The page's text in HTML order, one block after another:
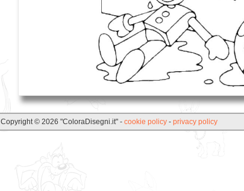
Copyright © 2026 "ColoraDisegni.it" - cookie policy - privacy policy